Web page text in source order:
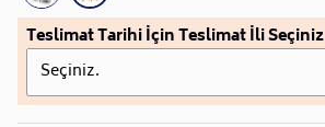
Teslimat Tarihi İçin Teslimat İli Seçiniz
Seçiniz.